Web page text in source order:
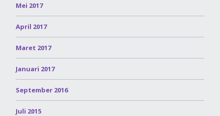
Mei 2017
April 2017
Maret 2017
Januari 2017
September 2016
Juli 2015